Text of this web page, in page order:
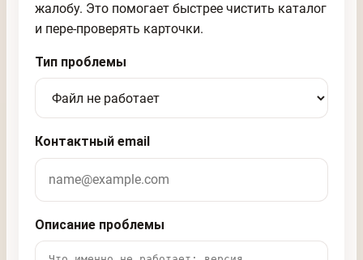
жалобу. Это помогает быстрее чистить каталог
и пере-проверять карточки.
Тип проблемы
Контактный email
Описание проблемы